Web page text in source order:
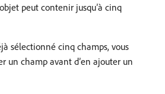
peut contenir jusqu’à cinq
sélectionné cinq champs, vous
un champ avant d’en ajouter un